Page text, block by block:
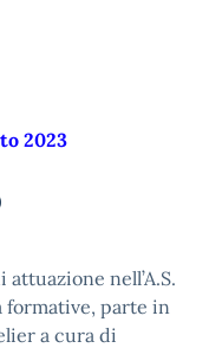
2023
nell’A.S.
parte in
a cura di